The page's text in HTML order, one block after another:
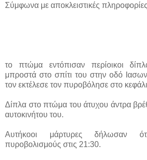
Σύμφωνα με αποκλειστικές
το πτώμα εντόπισαν περίοικοι
μπροστά στο σπίτι του στην οδό
τον εκτέλεσε τον πυροβόλησε στο
Δίπλα στο πτώμα του άτυχου άντρα
αυτοκινήτου του.
Αυτήκοοι μάρτυρες δήλωσαν
πυροβολισμούς στις 21:30.